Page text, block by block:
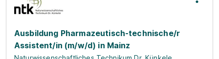
Ausbildung Pharmazeutisch-technische/r
Assistent/in (m/w/d) in Mainz